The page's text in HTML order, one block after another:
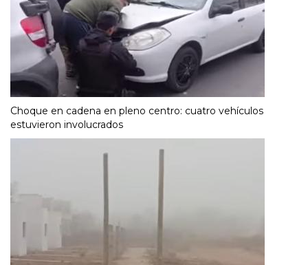
Choque en cadena en pleno centro: cuatro vehículos
estuvieron involucrados